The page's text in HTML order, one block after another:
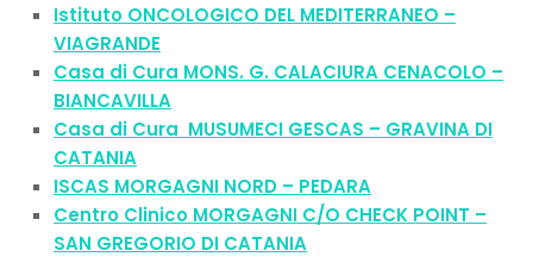
Istituto ONCOLOGICO DEL MEDITERRANEO –
VIAGRANDE
Casa di Cura MONS. G. CALACIURA CENACOLO –
BIANCAVILLA
Casa di Cura MUSUMECI GESCAS – GRAVINA DI
CATANIA
ISCAS MORGAGNI NORD – PEDARA
Centro Clinico MORGAGNI C/O CHECK POINT –
SAN GREGORIO DI CATANIA